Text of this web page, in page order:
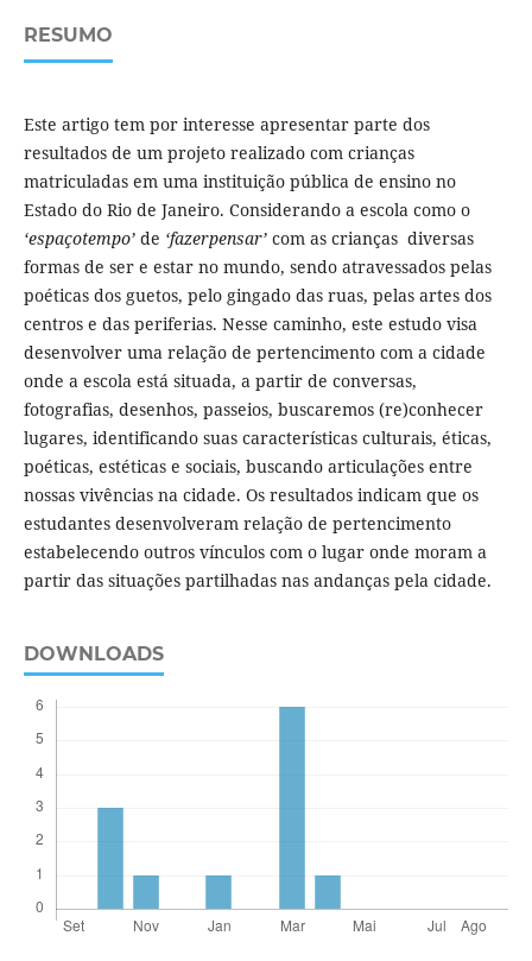
RESUMO
Este artigo tem por interesse apresentar parte dos
resultados de um projeto realizado com crianças
matriculadas em uma instituição pública de ensino no
Estado do Rio de Janeiro. Considerando a escola como o
‘espaçotempo’ de ‘fazerpensar’ com as crianças diversas
formas de ser e estar no mundo, sendo atravessados pelas
poéticas dos guetos, pelo gingado das ruas, pelas artes dos
centros e das periferias. Nesse caminho, este estudo visa
desenvolver uma relação de pertencimento com a cidade
onde a escola está situada, a partir de conversas,
fotografias, desenhos, passeios, buscaremos (re)conhecer
lugares, identificando suas características culturais, éticas,
poéticas, estéticas e sociais, buscando articulações entre
nossas vivências na cidade. Os resultados indicam que os
estudantes desenvolveram relação de pertencimento
estabelecendo outros vínculos com o lugar onde moram a
partir das situações partilhadas nas andanças pela cidade.
DOWNLOADS